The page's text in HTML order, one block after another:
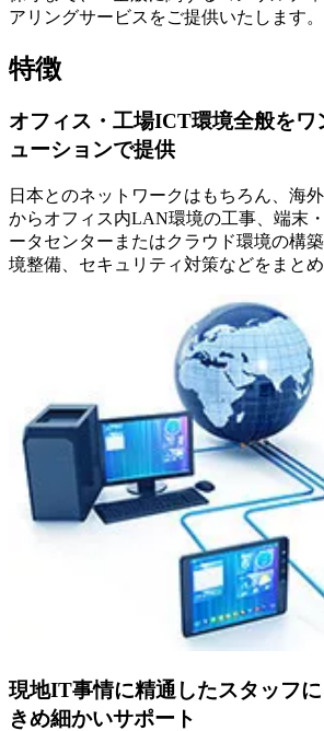
アリングサービスをご提供いたします。
特徴
オフィス・工場ICT環境全般をワ
ューションで提供
日本とのネットワークはもちろん、海
からオフィス内LAN環境の工事、端末
ータセンターまたはクラウド環境の構
境整備、セキュリティ対策などをまとめ
現地IT事情に精通したスタッフ
きめ細かいサポート